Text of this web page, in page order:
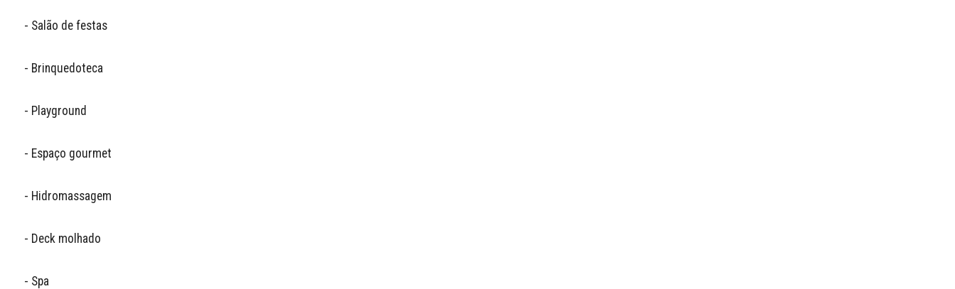
- Salão de festas
- Brinquedoteca
- Playground
- Espaço gourmet
- Hidromassagem
- Deck molhado
- Spa